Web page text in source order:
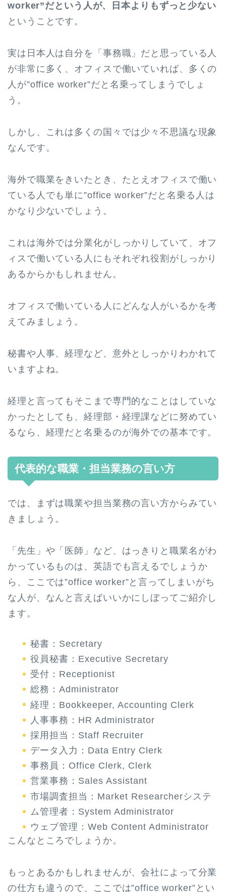
worker”だという人が、日本よりもずっと少ない
ということです。
実は日本人は自分を「事務職」だと思っている人
が非常に多く、オフィスで働いていれば、多くの
人が”office worker”だと名乗ってしまうでしょ
う。
しかし、これは多くの国々では少々不思議な現象
なんです。
海外で職業をきいたとき、たとえオフィスで働い
ている人でも単に”office worker”だと名乗る人は
かなり少ないでしょう。
これは海外では分業化がしっかりしていて、オフ
ィスで働いている人にもそれぞれ役割がしっかり
あるからかもしれません。
オフィスで働いている人にどんな人がいるかを考
えてみましょう。
秘書や人事、経理など、意外としっかりわかれて
いますよね。
経理と言ってもそこまで専門的なことはしていな
かったとしても、経理部・経理課などに努めてい
るなら、経理だと名乗るのが海外での基本です。
代表的な職業・担当業務の言い方
では、まずは職業や担当業務の言い方からみてい
きましょう。
「先生」や「医師」など、はっきりと職業名がわ
かっているものは、英語でも言えるでしょうか
ら、ここでは”office worker”と言ってしまいがち
な人が、なんと言えばいいかにしぼってご紹介し
ます。
秘書：Secretary
役員秘書：Executive Secretary
受付：Receptionist
総務：Administrator
経理：Bookkeeper, Accounting Clerk
人事事務：HR Administrator
採用担当：Staff Recruiter
データ入力：Data Entry Clerk
事務員：Office Clerk, Clerk
営業事務：Sales Assistant
市場調査担当：Market Researcherシステ
ム管理者：System Administrator
ウェブ管理：Web Content Administrator
こんなところでしょうか。
もっとあるかもしれませんが、会社によって分業
の仕方も違うので、ここでは”office worker”とい